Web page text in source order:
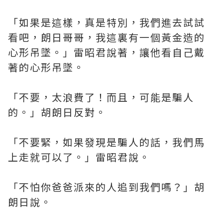
「如果是這樣，真是特別，我們進去試試
看吧，朗日哥哥，我這裏有一個黃金造的
心形吊墜。」雷昭君說著，讓他看自己戴
著的心形吊墜。
「不要，太浪費了！而且，可能是騙人
的。」胡朗日反對。
「不要緊，如果發現是騙人的話，我們馬
上走就可以了。」雷昭君說。
「不怕你爸爸派來的人追到我們嗎？」胡
朗日說。